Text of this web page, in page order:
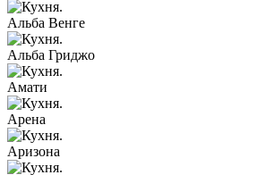
Альба Венге
Альба Гриджо
Амати
Арена
Аризона